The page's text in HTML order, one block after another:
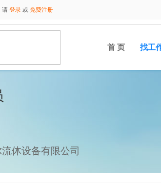
请 登录 或 免费注册
首 页 找工
体设备有限公司